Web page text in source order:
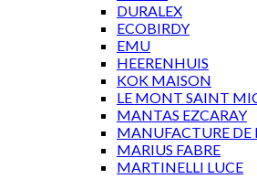
DURALEX
ECOBIRDY
EMU
HEERENHUIS
KOK MAISON
LE MONT SAINT
MANTAS EZCARAY
MANUFACTURE DE
MARIUS FABRE
MARTINELLI LUCE